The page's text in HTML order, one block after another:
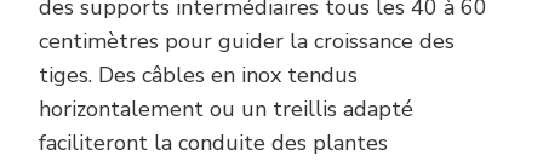
des supports intermédiaires tous les 40 à 60
centimètres pour guider la croissance des
tiges. Des câbles en inox tendus
horizontalement ou un treillis adapté
faciliteront la conduite des plantes